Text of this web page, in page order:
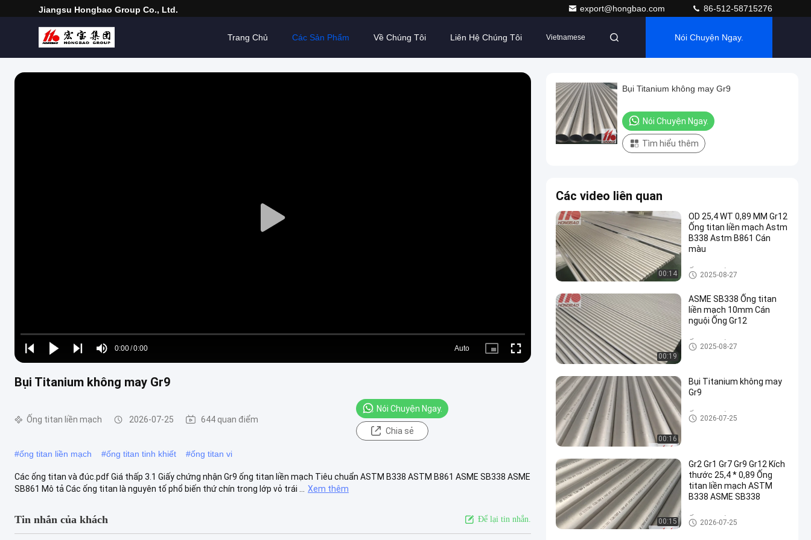
Jiangsu Hongbao Group Co., Ltd. export@hongbao.com 86-512-58715276
Trang Chủ Các Sản Phẩm Về Chúng Tôi Liên Hệ Chúng Tôi Vietnamese Nói Chuyện Ngay.
Play
Play
Play
Play
Mute
Time
0:00/0:00
Loaded:
0%
Auto
Picture- Fullscreen
Bụi Titanium không may Gr9
Ống titan liền mạch 2026-07-25 644 quan điểm
Nói Chuyện Ngay.
Chia sẻ
#ống titan liền mạch #ống titan tinh khiết #ống titan vi
Các ống titan và đúc.pdf Giá thấp 3.1 Giấy chứng nhận Gr9 ống titan liền mạch Tiêu chuẩn ASTM B338 ASTM B861 ASME SB338 ASME
SB861 Mô tả Các ống titan là nguyên tố phổ biến thứ chín trong lớp vỏ trái ...
Xem thêm
Tin nhắn của khách Để lại tin nhắn.
Bụi Titanium không may Gr9
Nói Chuyện Ngay.
Tìm hiểu thêm
Các video liên quan
00:14
OD 25,4 WT 0,89 MM Gr12
Ống titan liền mạch Astm
B338 Astm B861 Cán
màu
Ống titan liền mạch
2025-08-27
00:19
ASME SB338 Ống titan
liền mạch 10mm Cán
nguội Ống Gr12
Ống titan liền mạch
2025-08-27
00:16
Bụi Titanium không may
Gr9
Ống titan liền mạch
2026-07-25
00:15
Gr2 Gr1 Gr7 Gr9 Gr12 Kích
thước 25,4 * 0,89 Ống
titan liền mạch ASTM
B338 ASME SB338
Ống titan liền mạch
2026-07-25